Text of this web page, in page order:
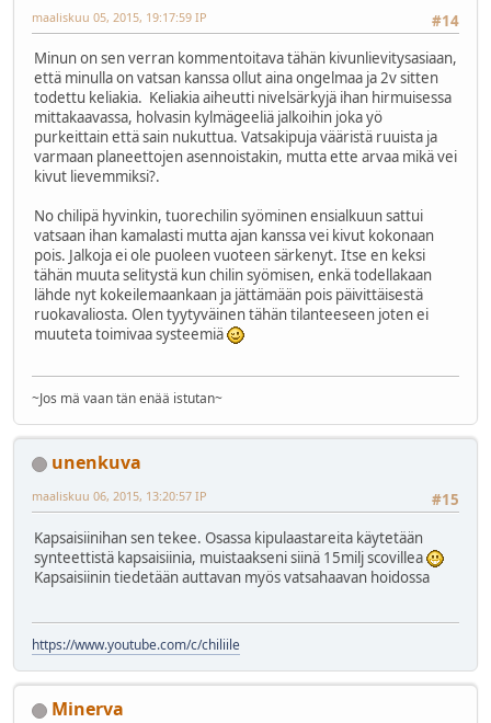
#14
maaliskuu 05, 2015, 19:17:59 IP
Minun on sen verran kommentoitava tähän kivunlievitysasiaan,
että minulla on vatsan kanssa ollut aina ongelmaa ja 2v sitten
todettu keliakia. Keliakia aiheutti nivelsärkyjä ihan hirmuisessa
mittakaavassa, holvasin kylmägeeliä jalkoihin joka yö
purkeittain että sain nukuttua. Vatsakipuja vääristä ruuista ja
varmaan planeettojen asennoistakin, mutta ette arvaa mikä vei
kivut lievemmiksi?.
No chilipä hyvinkin, tuorechilin syöminen ensialkuun sattui
vatsaan ihan kamalasti mutta ajan kanssa vei kivut kokonaan
pois. Jalkoja ei ole puoleen vuoteen särkenyt. Itse en keksi
tähän muuta selitystä kun chilin syömisen, enkä todellakaan
lähde nyt kokeilemaankaan ja jättämään pois päivittäisestä
ruokavaliosta. Olen tyytyväinen tähän tilanteeseen joten ei
muuteta toimivaa systeemiä
~Jos mä vaan tän enää istutan~
unenkuva
#15
maaliskuu 06, 2015, 13:20:57 IP
Kapsaisiinihan sen tekee. Osassa kipulaastareita käytetään
synteettistä kapsaisiinia, muistaakseni siinä 15milj scovillea
Kapsaisiinin tiedetään auttavan myös vatsahaavan hoidossa
https://www.youtube.com/c/chiliile
Minerva